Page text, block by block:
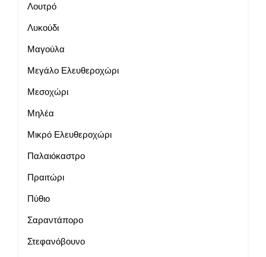
Λουτρό
Λυκούδι
Μαγούλα
Μεγάλο Ελευθεροχώρι
Μεσοχώρι
Μηλέα
Μικρό Ελευθεροχώρι
Παλαιόκαστρο
Πραιτώρι
Πύθιο
Σαραντάπορο
Στεφανόβουνο